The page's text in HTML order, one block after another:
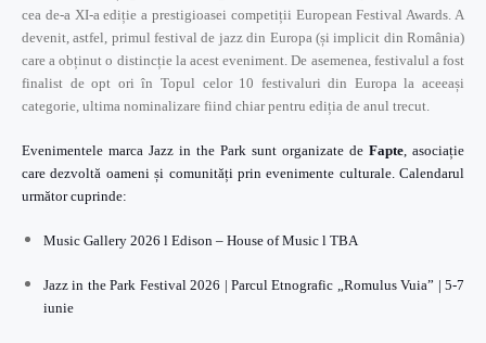
cea de-a XI-a ediție a prestigioasei competiții European Festival Awards. A
devenit, astfel, primul festival de jazz din Europa (și implicit din România)
care a obținut o distincție la acest eveniment. De asemenea, festivalul a fost
finalist de opt ori în Topul celor 10 festivaluri din Europa la aceeași
categorie, ultima nominalizare fiind chiar pentru ediția de anul trecut.
Evenimentele marca Jazz in the Park sunt organizate de Fapte, asociație
care dezvoltă oameni și comunități prin evenimente culturale. Calendarul
următor cuprinde:
Music Gallery 2026 l Edison – House of Music l TBA
Jazz in the Park Festival 2026 | Parcul Etnografic „Romulus Vuia” | 5-7
iunie